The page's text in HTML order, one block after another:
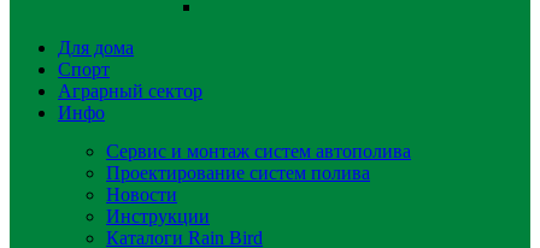
Для дома
Спорт
Аграрный сектор
Инфо
Сервис и монтаж систем автополива
Проектирование систем полива
Новости
Инструкции
Каталоги Rain Bird